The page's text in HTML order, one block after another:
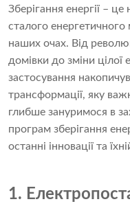
Зберігання енергії –
сталого
наших очах. Від
домівки до зміни цілої
застосування
трансформації, яку
глибше зануримося в
програм зберігання
останні інновації та
1.